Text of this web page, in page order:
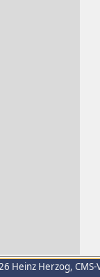
Heinz Herzog,